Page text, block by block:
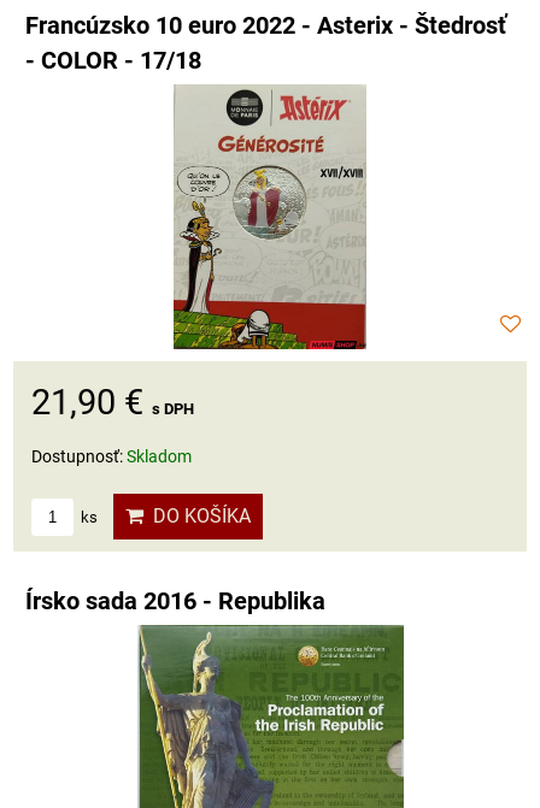
Francúzsko 10 euro 2022 - Asterix - Štedrosť
- COLOR - 17/18
21,90 € s DPH
Dostupnosť:Skladom
ks DO KOŠÍKA
Írsko sada 2016 - Republika